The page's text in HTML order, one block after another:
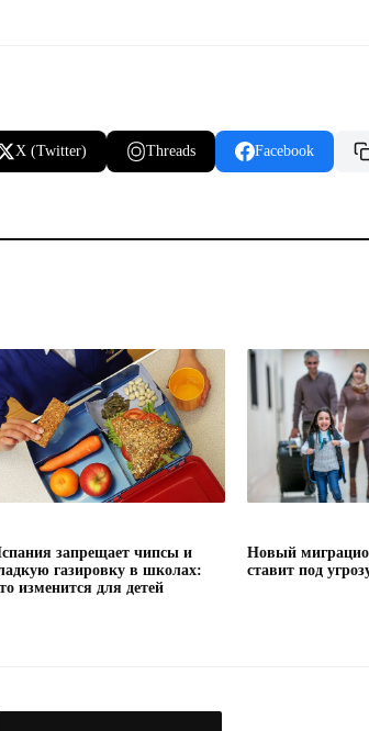
X (Twitter) Threads Facebook
запрещает чипсы и
газировку в школах:
изменится для детей
Новый
ставит под